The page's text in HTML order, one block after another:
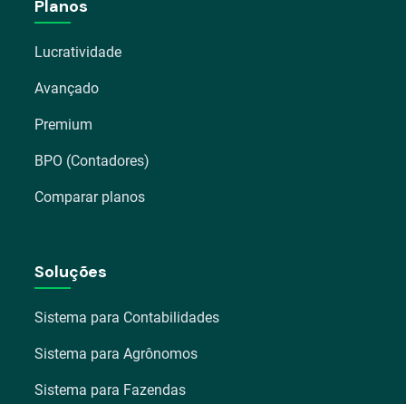
Planos
Lucratividade
Avançado
Premium
BPO (Contadores)
Comparar planos
Soluções
Sistema para Contabilidades
Sistema para Agrônomos
Sistema para Fazendas